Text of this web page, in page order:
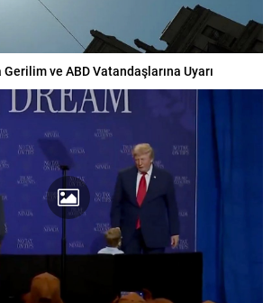
Gerilim ve ABD Vatandaşlarına Uyarı